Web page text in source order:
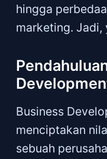
hingga
marketing.
Business
menciptakan
sebuah